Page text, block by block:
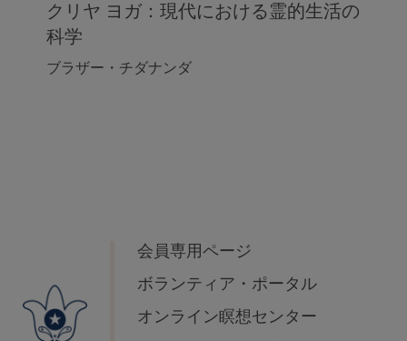
クリヤ ヨガ：現代における霊的生活の
科学
ブラザー・チダナンダ
会員専用ページ
ボランティア・ポータル
オンライン瞑想センター